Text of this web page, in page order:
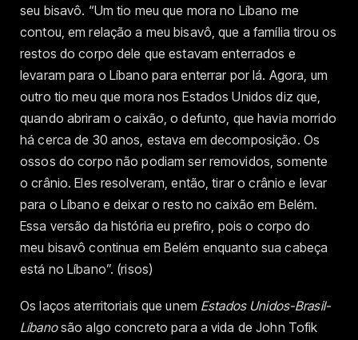
seu bisavô. “Um tio meu que mora no Líbano me
contou, em relação a meu bisavô, que a família tirou os
restos do corpo dele que estavam enterrados e
levaram para o Líbano para enterrar por lá. Agora, um
outro tio meu que mora nos Estados Unidos diz que,
quando abriram o caixão, o defunto, que havia morrido
há cerca de 30 anos, estava em decomposição. Os
ossos do corpo não podiam ser removidos, somente
o crânio. Eles resolveram, então, tirar o crânio e levar
para o Líbano e deixar o resto no caixão em Belém.
Essa versão da história eu prefiro, pois o corpo do
meu bisavô continua em Belém enquanto sua cabeça
está no Líbano”. (risos)
Os laços aterritoriais que unem Estados Unidos-Brasil-
Líbanosão algo concreto para a vida de John Tofik